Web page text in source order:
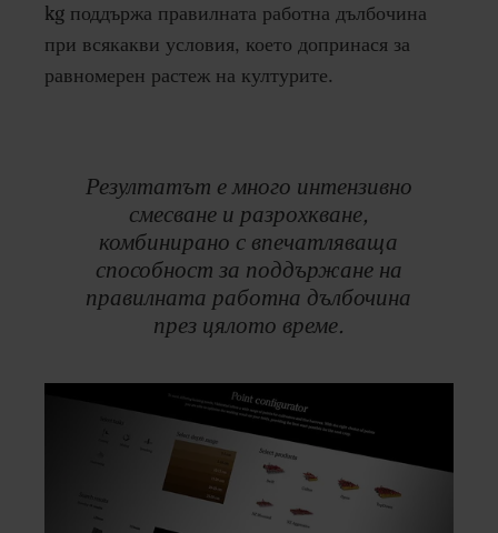
kg поддържа правилната работна дълбочина
при всякакви условия, което допринася за
равномерен растеж на културите.
Резултатът е много интензивно
смесване и разрохкване,
комбинирано с впечатляваща
способност за поддържане на
правилната работна дълбочина
през цялото време.